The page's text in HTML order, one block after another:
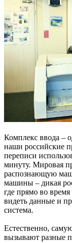
Комплекс ввода –
наши российские
переписи
минуту. Мировая
распознающую
машины – дикая
где прямо во
видеть данные и
система.
Естественно,
вызывают разные